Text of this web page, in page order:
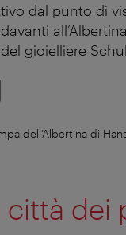
dal punto di
gioielliere
dell’Albertina di
città dei